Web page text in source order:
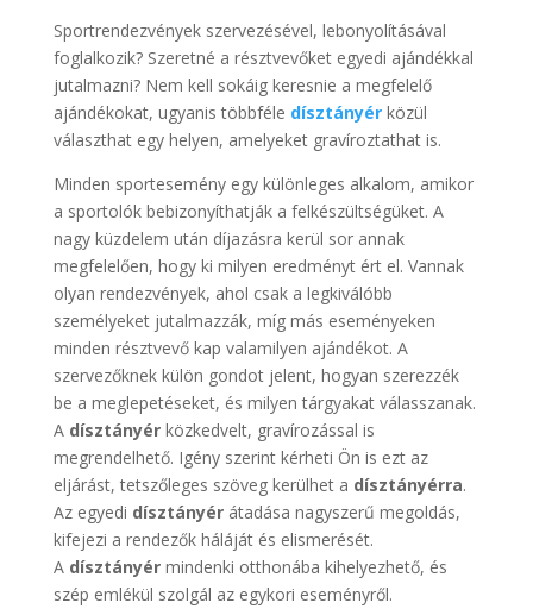
Sportrendezvények szervezésével, lebonyolításával
foglalkozik? Szeretné a résztvevőket egyedi ajándékkal
jutalmazni? Nem kell sokáig keresnie a megfelelő
ajándékokat, ugyanis többféle dísztányérközül
választhat egy helyen, amelyeket gravíroztathat is.
Minden sportesemény egy különleges alkalom, amikor
a sportolók bebizonyíthatják a felkészültségüket. A
nagy küzdelem után díjazásra kerül sor annak
megfelelően, hogy ki milyen eredményt ért el. Vannak
olyan rendezvények, ahol csak a legkiválóbb
személyeket jutalmazzák, míg más eseményeken
minden résztvevő kap valamilyen ajándékot. A
szervezőknek külön gondot jelent, hogyan szerezzék
be a meglepetéseket, és milyen tárgyakat válasszanak.
A dísztányérközkedvelt, gravírozással is
megrendelhető. Igény szerint kérheti Ön is ezt az
eljárást, tetszőleges szöveg kerülhet a dísztányérra.
Az egyedi dísztányérátadása nagyszerű megoldás,
kifejezi a rendezők háláját és elismerését.
A dísztányérmindenki otthonába kihelyezhető, és
szép emlékül szolgál az egykori eseményről.